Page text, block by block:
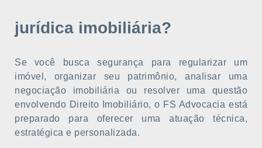
jurídica imobiliária?
Se você busca segurança para regularizar um
imóvel, organizar seu patrimônio, analisar uma
negociação imobiliária ou resolver uma questão
envolvendo Direito Imobiliário, o FS Advocacia está
preparado para oferecer uma atuação técnica,
estratégica e personalizada.